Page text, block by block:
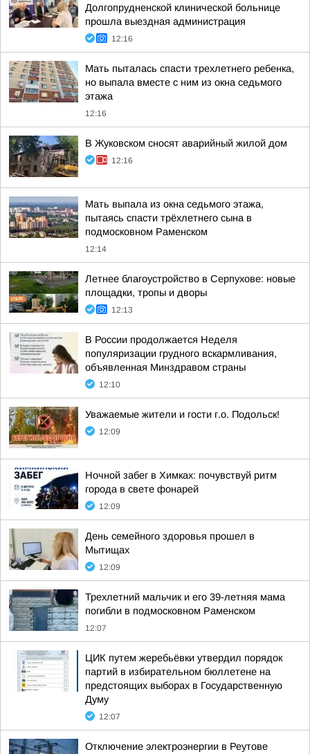
Долгопрудненской клинической больнице
прошла выездная администрация
12:16
Мать пыталась спасти трехлетнего ребенка,
но выпала вместе с ним из окна седьмого
этажа
12:16
В Жуковском сносят аварийный жилой дом
12:16
Мать выпала из окна седьмого этажа,
пытаясь спасти трёхлетнего сына в
подмосковном Раменском
12:14
Летнее благоустройство в Серпухове: новые
площадки, тропы и дворы
12:13
В России продолжается Неделя
популяризации грудного вскармливания,
объявленная Минздравом страны
12:10
Уважаемые жители и гости г.о. Подольск!
12:09
Ночной забег в Химках: почувствуй ритм
города в свете фонарей
12:09
День семейного здоровья прошел в
Мытищах
12:09
Трехлетний мальчик и его 39-летняя мама
погибли в подмосковном Раменском
12:07
ЦИК путем жеребьёвки утвердил порядок
партий в избирательном бюллетене на
предстоящих выборах в Государственную
Думу
12:07
Отключение электроэнергии в Реутове